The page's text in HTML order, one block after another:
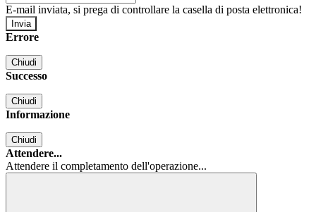
E-mail inviata, si prega di controllare la casella di posta elettronica!
Errore
Chiudi
Successo
Chiudi
Informazione
Chiudi
Attendere...
Attendere il completamento dell'operazione...